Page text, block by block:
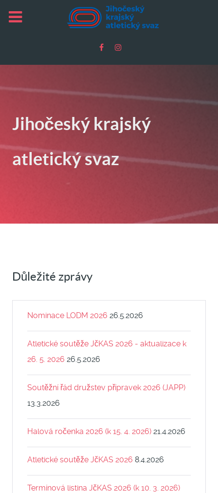
Jihočeský krajský
atletický svaz
Důležité zprávy
Nominace LODM 2026 26.5.2026
Atletické soutěže JčKAS 2026 - aktualizace k
26. 5. 2026 26.5.2026
Soutěžní řád družstev přípravek 2026 (JAPP)
13.3.2026
Halová ročenka 2026 (k 15. 4. 2026) 21.4.2026
Atletické soutěže JčKAS 2026 8.4.2026
Termínová listina JčKAS 2026 (k 10. 3. 2026)